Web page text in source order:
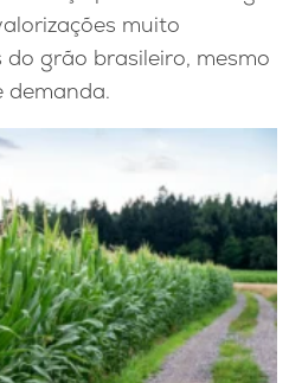
muito
grão brasileiro, mesmo
demanda.